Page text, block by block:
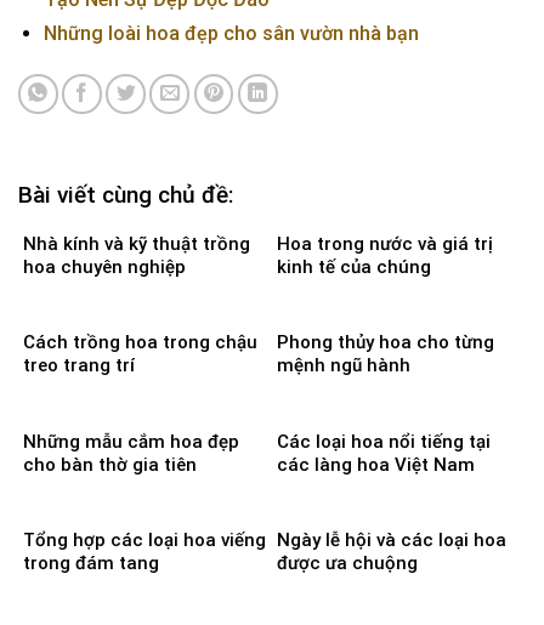
Những loài hoa đẹp cho sân vườn nhà bạn
Bài viết cùng chủ đề:
Nhà kính và kỹ thuật trồng
hoa chuyên nghiệp
Hoa trong nước và giá trị
kinh tế của chúng
Cách trồng hoa trong chậu
treo trang trí
Phong thủy hoa cho từng
mệnh ngũ hành
Những mẫu cắm hoa đẹp
cho bàn thờ gia tiên
Các loại hoa nổi tiếng tại
các làng hoa Việt Nam
Tổng hợp các loại hoa viếng
trong đám tang
Ngày lễ hội và các loại hoa
được ưa chuộng